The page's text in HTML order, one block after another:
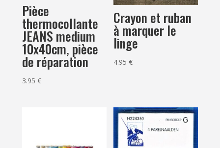
Pièce
thermocollante
JEANS medium
10x40cm, pièce
de réparation
3.95 €
Crayon et ruban
à marquer le
linge
4.95€